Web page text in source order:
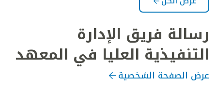
رسالة فريق الإدارة
التنفيذية العليا في المعهد
عرض الصفحة الشخصية